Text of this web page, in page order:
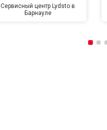
Сервисный центр Lydsto в
Барнауле